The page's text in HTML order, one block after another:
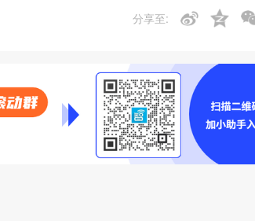
分享至: